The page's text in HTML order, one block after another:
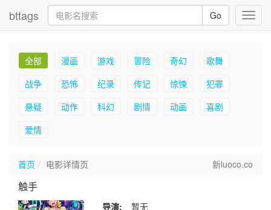
bttags Go
全部 漫画 游戏 冒险 奇幻
歌舞
战争
恐怖 纪录 传记 惊悚
犯罪
悬疑
动作 科幻 剧情 动画
喜剧
爱情
首页 电影详情页 新luoco.co
触手
导演:
暂无